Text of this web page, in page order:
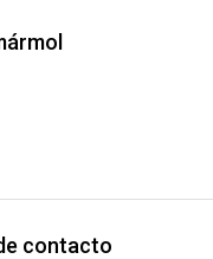
contacto